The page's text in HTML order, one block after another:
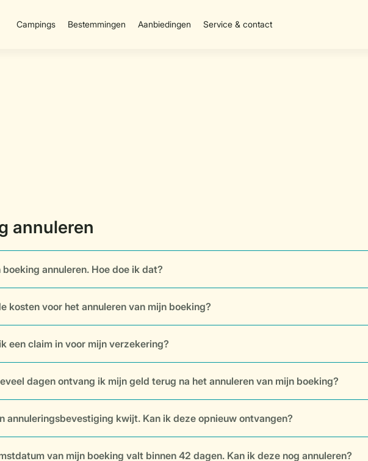
Campings Bestemmingen Aanbiedingen Service & contact
boeking annuleren. Hoe doe ik dat?
kosten voor het annuleren van mijn boeking?
een claim in voor mijn verzekering?
dagen ontvang ik mijn geld terug na het annuleren van mijn boeking?
annuleringsbevestiging kwijt. Kan ik deze opnieuw ontvangen?
van mijn boeking valt binnen 42 dagen. Kan ik deze nog annuleren?